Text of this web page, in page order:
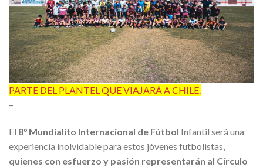
PARTE DEL PLANTEL QUE VIAJARÁ A CHILE.
–
El 8° Mundialito Internacional de Fútbol Infantil será una
experiencia inolvidable para estos jóvenes futbolistas,
quienes con esfuerzo y pasión representarán al Círculo